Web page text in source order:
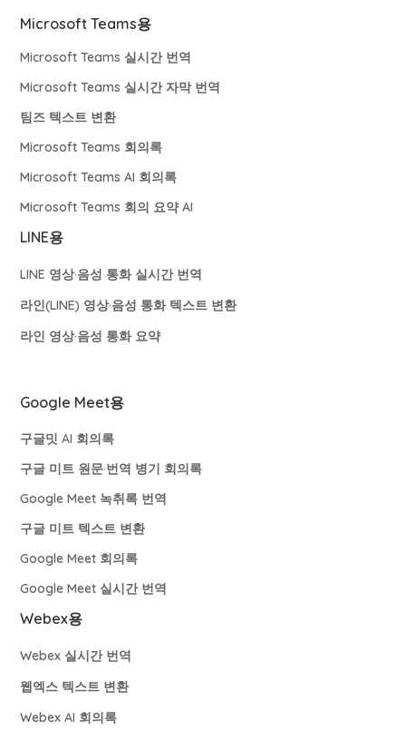
Microsoft Teams용
Microsoft Teams 실시간 번역
Microsoft Teams 실시간 자막 번역
팀즈 텍스트 변환
Microsoft Teams 회의록
Microsoft Teams AI 회의록
Microsoft Teams 회의 요약 AI
LINE용
LINE 영상·음성 통화 실시간 번역
라인(LINE) 영상·음성 통화 텍스트 변환
라인 영상·음성 통화 요약
Google Meet용
구글밋 AI 회의록
구글 미트 원문·번역 병기 회의록
Google Meet 녹취록 번역
구글 미트 텍스트 변환
Google Meet 회의록
Google Meet 실시간 번역
Webex용
Webex 실시간 번역
웹엑스 텍스트 변환
Webex AI 회의록